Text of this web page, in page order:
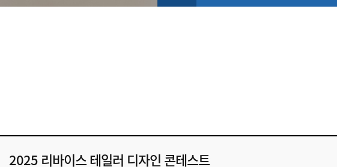
2025 리바이스 테일러 디자인 콘테스트